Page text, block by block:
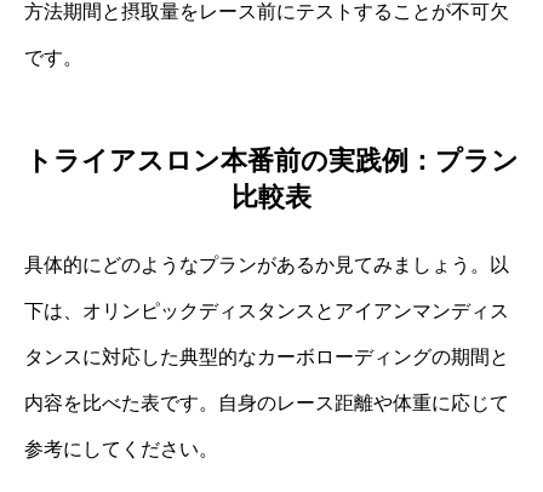
方法期間と摂取量をレース前にテストすることが不可欠
です。
トライアスロン本番前の実践例：プラン
比較表
具体的にどのようなプランがあるか見てみましょう。以
下は、オリンピックディスタンスとアイアンマンディス
タンスに対応した典型的なカーボローディングの期間と
内容を比べた表です。自身のレース距離や体重に応じて
参考にしてください。